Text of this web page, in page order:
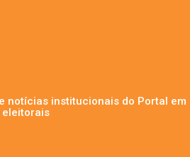
notícias institucionais do Portal em
eleitorais